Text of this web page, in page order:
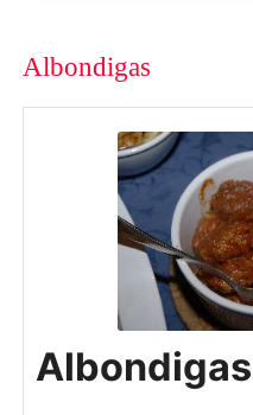
Albondigas
Albondigas